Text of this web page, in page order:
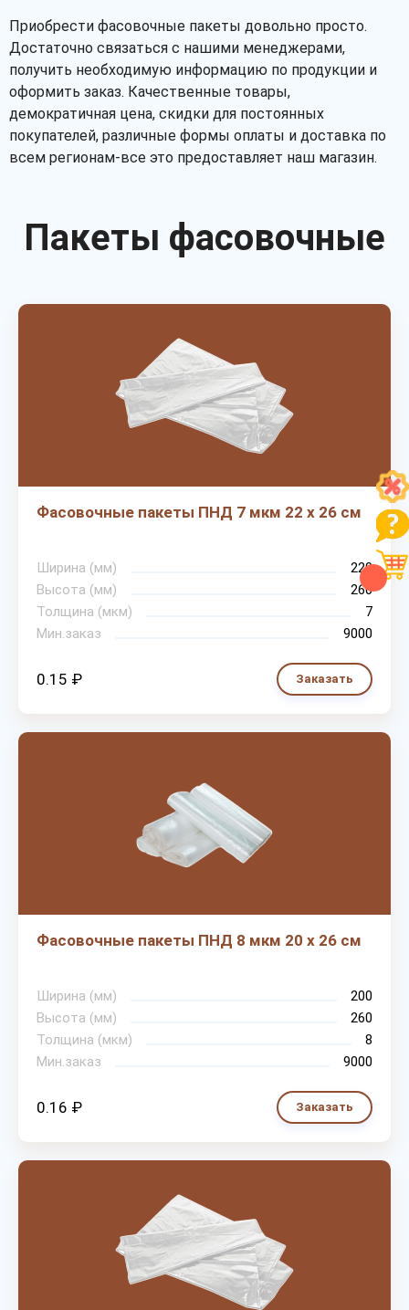
Приобрести фасовочные пакеты довольно просто.
Достаточно связаться с нашими менеджерами,
получить необходимую информацию по продукции и
оформить заказ. Качественные товары,
демократичная цена, скидки для постоянных
покупателей, различные формы оплаты и доставка по
всем регионам-все это предоставляет наш магазин.
Пакеты фасовочные
Фасовочные пакеты ПНД 7 мкм 22 х 26 см
Ширина (мм)
220
Высота (мм)
260
Толщина (мкм)
7
Мин.заказ
9000
0.15 ₽ Заказать
Фасовочные пакеты ПНД 8 мкм 20 х 26 см
Ширина (мм)
200
Высота (мм)
260
Толщина (мкм)
8
Мин.заказ
9000
0.16 ₽ Заказать